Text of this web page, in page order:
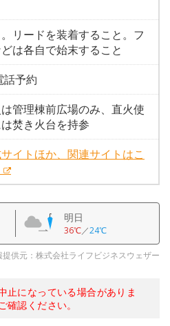
リードを装着すること。フ
は各自で始末すること
予約
管理棟前広場のみ、直火使
焚き火台を持参
イトほか、関連サイトはこ
明日
36℃／24℃
提供元：株式会社ライフビジネスウェザー
になっている場合がありま
認ください。